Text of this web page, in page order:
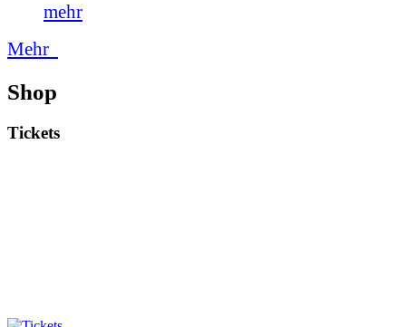
mehr
Mehr
Shop
Tickets